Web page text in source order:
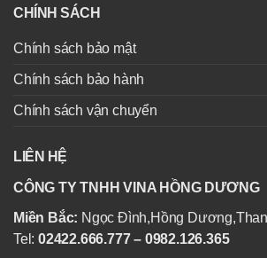
CHÍNH SÁCH
Chính sách bảo mật
Chính sách bảo hành
Chính sách vận chuyển
LIÊN HỆ
CÔNG TY TNHH VINA HỒNG DƯƠNG
Miền Bắc: Ngọc Đình,Hồng
Tel: 02422.666.777 – 0982.126.365